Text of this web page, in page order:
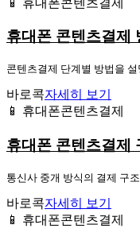
휴대폰 콘텐츠결제
콘텐츠결제 단계별 방법을
바로콕자세히 보기
📱 휴대폰콘텐츠결제
휴대폰 콘텐츠결제
통신사 중개 방식의 결제 구
바로콕자세히 보기
📱 휴대폰콘텐츠결제